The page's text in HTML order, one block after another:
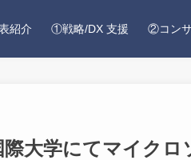
紹介 ①戦略/DX 支援 ②コン
際大学にてマイク